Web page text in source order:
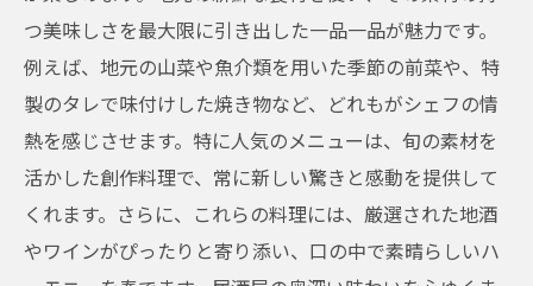
つ美味しさを最大限に引き出した一品一品が魅力です。
例えば、地元の山菜や魚介類を用いた季節の前菜や、特
製のタレで味付けした焼き物など、どれもがシェフの情
熱を感じさせます。特に人気のメニューは、旬の素材を
活かした創作料理で、常に新しい驚きと感動を提供して
くれます。さらに、これらの料理には、厳選された地酒
やワインがぴったりと寄り添い、口の中で素晴らしいハ